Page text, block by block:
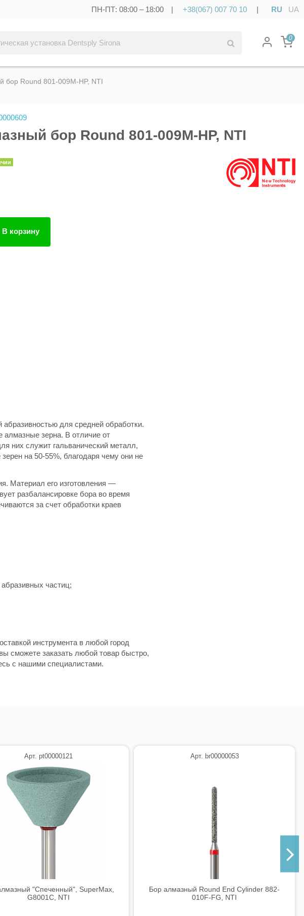
ПН-ПТ: 08:00 – 18:00 | +38(067) 007 70 10 | RU UA
0
бор Round 801-009M-HP, NTI
бор Round 801-009M-HP, NTI
В корзину
для средней обработки.
алмазные зерна. В отличие от
них служит гальванический металл,
на 50-55%, благодаря чему они не
Материал его изготовления —
разбалансировке бора во время
за счет обработки краев
частиц;
инструмента в любой город
сможете заказать любой товар быстро,
с нашими специалистами.
Арт. pt00000121
"Спеченный", SuperMax,
G8001C, NTI
Арт. br00000053
Бор алмазный Round End Cylinder 882-
010F-FG, NTI